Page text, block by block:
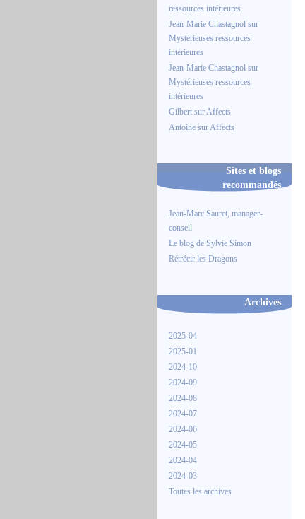
ressources intérieures
Jean-Marie Chastagnol sur
Mystérieuses ressources
intérieures
Jean-Marie Chastagnol sur
Mystérieuses ressources
intérieures
Gilbert surAffects
Antoine surAffects
Sites et blogs
recommandés
Jean-Marc Sauret, manager-
conseil
Le blog de Sylvie Simon
Rétrécir les Dragons
Archives
2025-04
2025-01
2024-10
2024-09
2024-08
2024-07
2024-06
2024-05
2024-04
2024-03
Toutes les archives